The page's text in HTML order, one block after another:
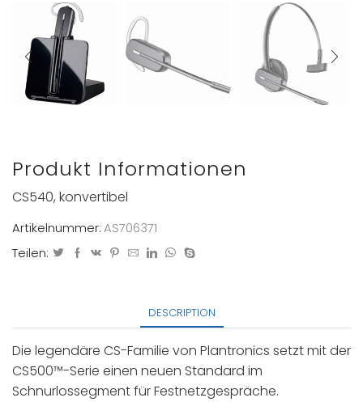
Produkt Informationen
CS540, konvertibel
Artikelnummer:AS706371
Teilen:
DESCRIPTION
Die legendäre CS-Familie von Plantronics setzt mit der
CS500™-Serie einen neuen Standard im
Schnurlossegment für Festnetzgespräche.